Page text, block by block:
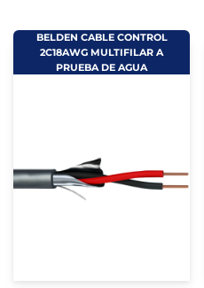
BELDEN CABLE CONTROL
2C18AWG MULTIFILAR A
PRUEBA DE AGUA